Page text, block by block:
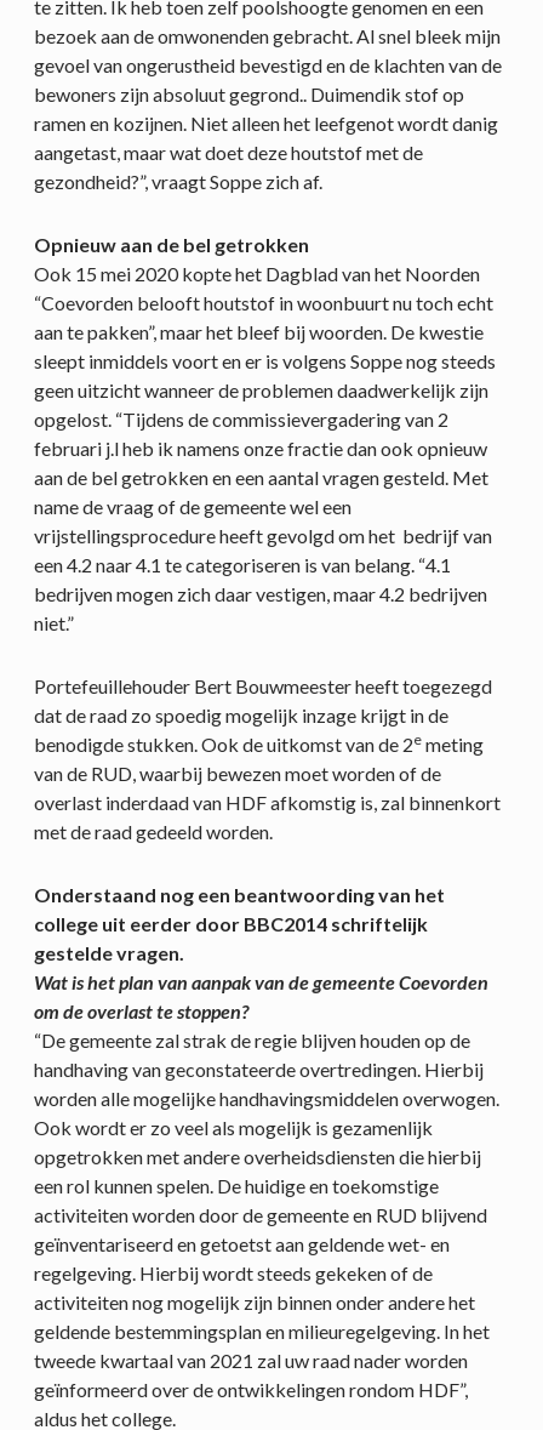
te zitten. Ik heb toen zelf poolshoogte genomen en een
bezoek aan de omwonenden gebracht. Al snel bleek mijn
gevoel van ongerustheid bevestigd en de klachten van de
bewoners zijn absoluut gegrond.. Duimendik stof op
ramen en kozijnen. Niet alleen het leefgenot wordt danig
aangetast, maar wat doet deze houtstof met de
gezondheid?”, vraagt Soppe zich af.
Opnieuw aan de bel getrokken
Ook 15 mei 2020 kopte het Dagblad van het Noorden
“Coevorden belooft houtstof in woonbuurt nu toch echt
aan te pakken”, maar het bleef bij woorden. De kwestie
sleept inmiddels voort en er is volgens Soppe nog steeds
geen uitzicht wanneer de problemen daadwerkelijk zijn
opgelost. “Tijdens de commissievergadering van 2
februari j.l heb ik namens onze fractie dan ook opnieuw
aan de bel getrokken en een aantal vragen gesteld. Met
name de vraag of de gemeente wel een
vrijstellingsprocedure heeft gevolgd om het bedrijf van
een 4.2 naar 4.1 te categoriseren is van belang. “4.1
bedrijven mogen zich daar vestigen, maar 4.2 bedrijven
niet.”
Portefeuillehouder Bert Bouwmeester heeft toegezegd
dat de raad zo spoedig mogelijk inzage krijgt in de
benodigde stukken. Ook de uitkomst van de 2e meting
van de RUD, waarbij bewezen moet worden of de
overlast inderdaad van HDF afkomstig is, zal binnenkort
met de raad gedeeld worden.
Onderstaand nog een beantwoording van het
college uit eerder door BBC2014 schriftelijk
gestelde vragen.
Wat is het plan van aanpak van de gemeente Coevorden
om de overlast te stoppen?
“De gemeente zal strak de regie blijven houden op de
handhaving van geconstateerde overtredingen. Hierbij
worden alle mogelijke handhavingsmiddelen overwogen.
Ook wordt er zo veel als mogelijk is gezamenlijk
opgetrokken met andere overheidsdiensten die hierbij
een rol kunnen spelen. De huidige en toekomstige
activiteiten worden door de gemeente en RUD blijvend
geïnventariseerd en getoetst aan geldende wet- en
regelgeving. Hierbij wordt steeds gekeken of de
activiteiten nog mogelijk zijn binnen onder andere het
geldende bestemmingsplan en milieuregelgeving. In het
tweede kwartaal van 2021 zal uw raad nader worden
geïnformeerd over de ontwikkelingen rondom HDF”,
aldus het college.